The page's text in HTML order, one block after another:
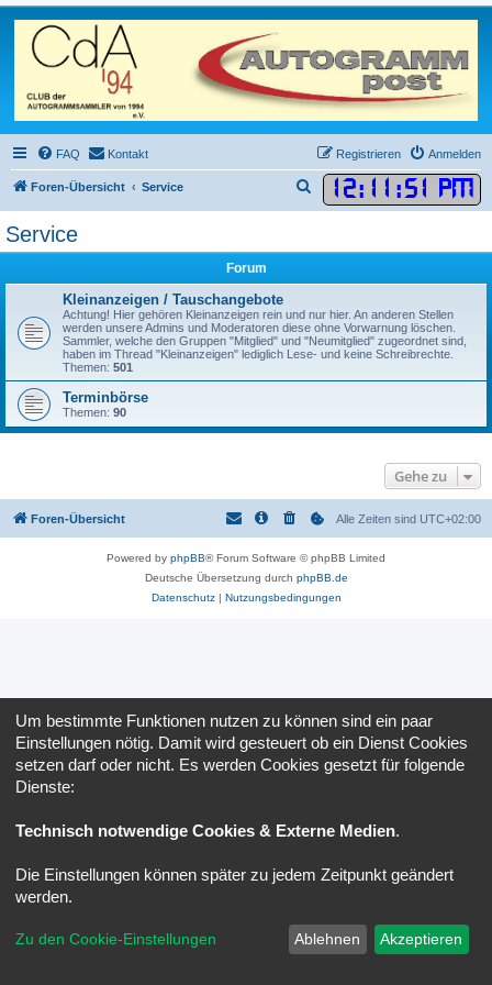
FAQ Kontakt Anmelden
Registrieren
Foren-Übersicht Service 12: 11 :51 PM
u
Service
Forum
Kleinanzeigen / Tauschangebote
Achtung! Hier gehören Kleinanzeigen rein und nur hier. An anderen Stellen
werden unsere Admins und Moderatoren diese ohne Vorwarnung löschen.
Sammler, welche den Gruppen "Mitglied" und "Neumitglied" zugeordnet sind,
haben im Thread "Kleinanzeigen" lediglich Lese- und keine Schreibrechte.
Themen: 501
Terminbörse
Themen: 90
Gehe zu
Foren-Übersicht Alle Zeiten sind UTC+02:00
Powered by phpBB® Forum Software © phpBB Limited
Deutsche Übersetzung durch phpBB.de
Datenschutz| Nutzungsbedingungen
Um bestimmte Funktionen nutzen zu können sind ein paar
Einstellungen nötig. Damit wird gesteuert ob ein Dienst Cookies
setzen darf oder nicht. Es werden Cookies gesetzt für folgende
Dienste:
Technisch notwendige Cookies & Externe Medien.
Die Einstellungen können später zu jedem Zeitpunkt geändert
werden.
Zu den Cookie-Einstellungen Ablehnen Akzeptieren